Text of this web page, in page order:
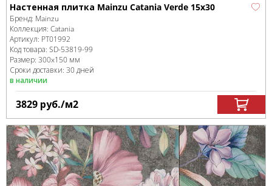
Настенная плитка Mainzu Catania Verde 15х30
Бренд: Mainzu
Коллекция: Catania
Артикул: PT01992
Код товара: SD-53819-99
Размер: 300x150 мм
Сроки доставки: 30 дней
в наличии
3829 руб./м2